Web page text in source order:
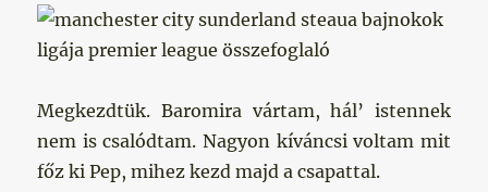
Megkezdtük. Baromira vártam, hál’ istennek
nem is csalódtam. Nagyon kíváncsi voltam mit
főz ki Pep, mihez kezd majd a csapattal.